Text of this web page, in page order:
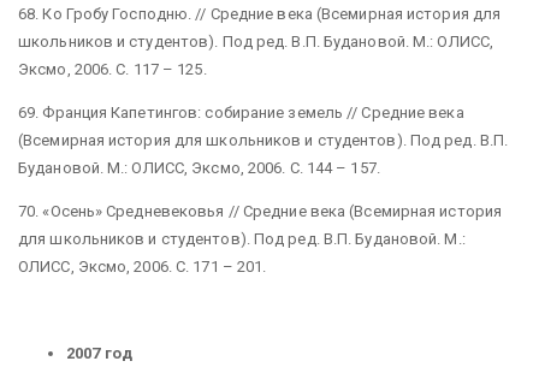
68. Ко Гробу Господню. // Средние века (Всемирная история для
школьников и студентов). Под ред. В.П. Будановой. М.: ОЛИСС,
Эксмо, 2006. С. 117 – 125.
69. Франция Капетингов: собирание земель // Средние века
(Всемирная история для школьников и студентов). Под ред. В.П.
Будановой. М.: ОЛИСС, Эксмо, 2006. С. 144 – 157.
70. «Осень» Средневековья // Средние века (Всемирная история
для школьников и студентов). Под ред. В.П. Будановой. М.:
ОЛИСС, Эксмо, 2006. С. 171 – 201.
2007 год